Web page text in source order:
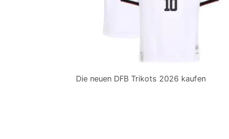
Die neuen DFB Trikots 2026 kaufen